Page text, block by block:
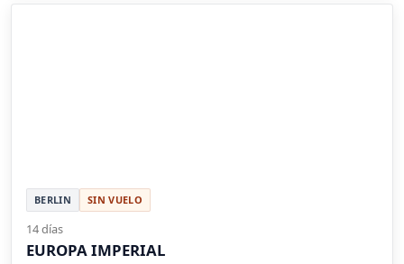
BERLIN SIN VUELO
14 días
EUROPA IMPERIAL